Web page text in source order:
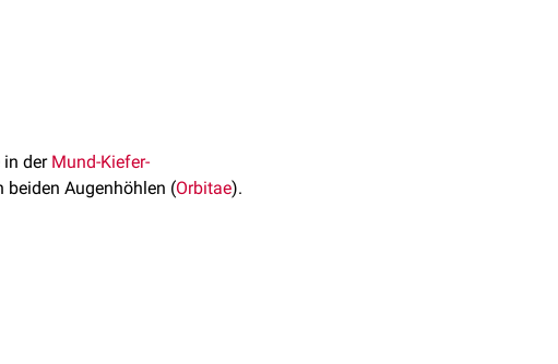
in der Mund-Kiefer-
beiden Augenhöhlen (Orbitae).